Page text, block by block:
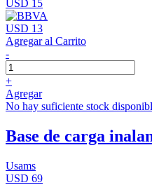
USD 15
USD 13
Agregar al Carrito
-
+
Agregar
No hay suficiente stock
Base de carga
Usams
USD 69